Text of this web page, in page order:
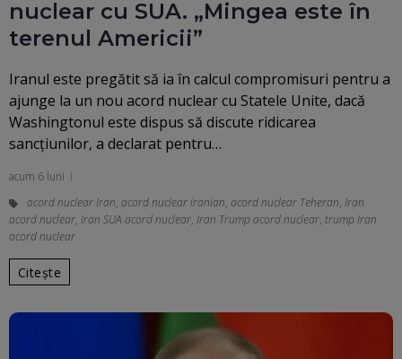
nuclear cu SUA. „Mingea este în
terenul Americii”
Iranul este pregătit să ia în calcul compromisuri pentru a
ajunge la un nou acord nuclear cu Statele Unite, dacă
Washingtonul este dispus să discute ridicarea
sancțiunilor, a declarat pentru…
acum 6 luni
acord nuclear Iran, acord nuclear iranian, acord nuclear Teheran, Iran
acord nuclear, Iran SUA acord nuclear, Iran Trump acord nuclear, trump Iran
acord nuclear
Citește